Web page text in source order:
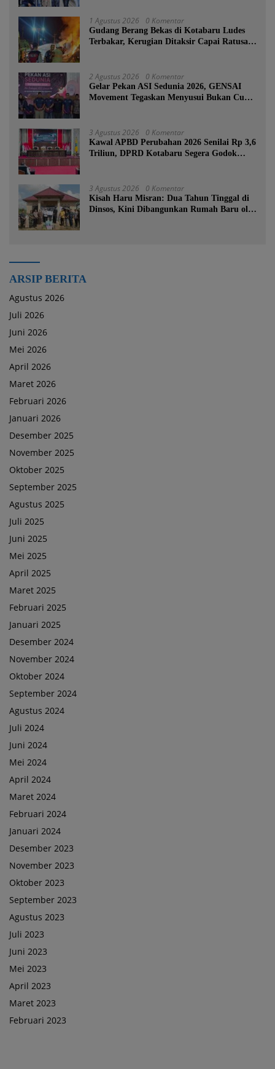
1 Agustus 2026 0 Komentar
Gudang Berang Bekas di Kotabaru Ludes
Terbakar, Kerugian Ditaksir Capai Ratusan
2 Agustus 2026 0 Komentar
Gelar Pekan ASI Sedunia 2026, GENSAI
Movement Tegaskan Menyusui Bukan Cuma
3 Agustus 2026 0 Komentar
Kawal APBD Perubahan 2026 Senilai Rp 3,6
Triliun, DPRD Kotabaru Segera Godok
3 Agustus 2026 0 Komentar
Kisah Haru Misran: Dua Tahun Tinggal di
Dinsos, Kini Dibangunkan Rumah Baru oleh
ARSIP BERITA
Agustus 2026
Juli 2026
Juni 2026
Mei 2026
April 2026
Maret 2026
Februari 2026
Januari 2026
Desember 2025
November 2025
Oktober 2025
September 2025
Agustus 2025
Juli 2025
Juni 2025
Mei 2025
April 2025
Maret 2025
Februari 2025
Januari 2025
Desember 2024
November 2024
Oktober 2024
September 2024
Agustus 2024
Juli 2024
Juni 2024
Mei 2024
April 2024
Maret 2024
Februari 2024
Januari 2024
Desember 2023
November 2023
Oktober 2023
September 2023
Agustus 2023
Juli 2023
Juni 2023
Mei 2023
April 2023
Maret 2023
Februari 2023